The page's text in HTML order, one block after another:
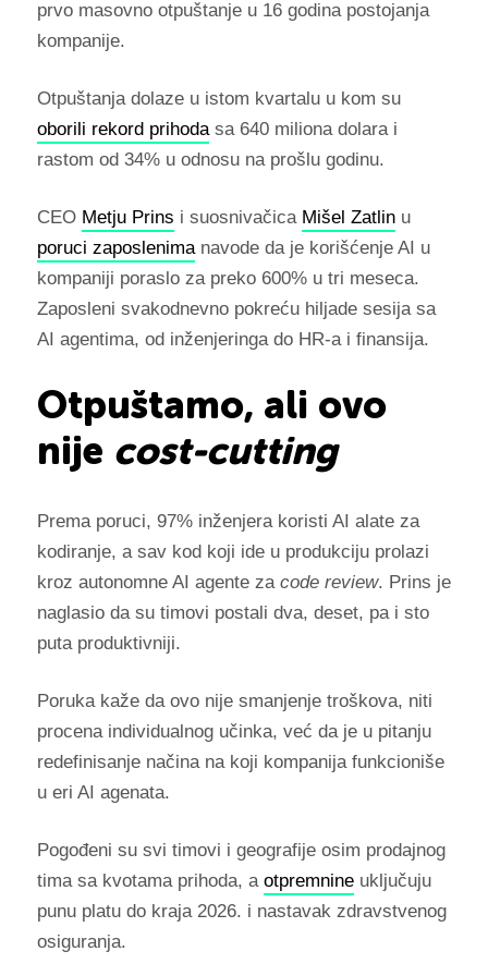
prvo masovno otpuštanje u 16 godina postojanja
kompanije.
Otpuštanja dolaze u istom kvartalu u kom su
oborili rekord prihodasa 640 miliona dolara i
rastom od 34% u odnosu na prošlu godinu.
CEO Metju Prins i suosnivačica Mišel Zatlinu
poruci zaposlenimanavode da je korišćenje AI u
kompaniji poraslo za preko 600% u tri meseca.
Zaposleni svakodnevno pokreću hiljade sesija sa
AI agentima, od inženjeringa do HR-a i finansija.
Otpuštamo, ali ovo
nije cost-cutting
Prema poruci, 97% inženjera koristi AI alate za
kodiranje, a sav kod koji ide u produkciju prolazi
kroz autonomne AI agente za code review. Prins je
naglasio da su timovi postali dva, deset, pa i sto
puta produktivniji.
Poruka kaže da ovo nije smanjenje troškova, niti
procena individualnog učinka, već da je u pitanju
redefinisanje načina na koji kompanija funkcioniše
u eri AI agenata.
Pogođeni su svi timovi i geografije osim prodajnog
tima sa kvotama prihoda, a otpremnineuključuju
punu platu do kraja 2026. i nastavak zdravstvenog
osiguranja.